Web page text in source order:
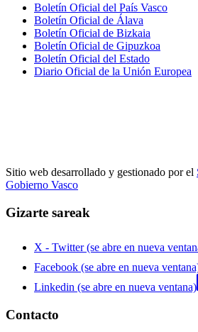
Boletín Oficial del País Vasco
Boletín Oficial de Álava
Boletín Oficial de Bizkaia
Boletín Oficial de Gipuzkoa
Boletín Oficial del Estado
Diario Oficial de la Unión Europea
Sitio web desarrollado y gestionado por el
Gobierno Vasco
Gizarte sareak
X - Twitter (se abre en nueva
Facebook (se abre en nueva
Linkedin (se abre en nueva ventana)
Contacto